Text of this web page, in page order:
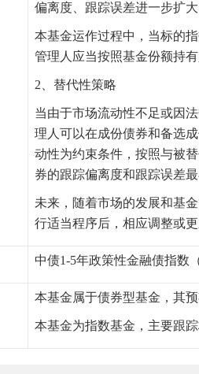
偏离度、跟踪误差进一步扩
本基金运作过程中，当标的
管理人应当按照基金份额持
2、替代性策略
当由于市场流动性不足或因
理人可以在成份债券和备选
动性为约束条件，按照与被
券的跟踪偏离度和跟踪误差
未来，随着市场的发展和基
行适当程序后，相应调整或
中债1-5年政策性金融债指数
本基金属于债券型基金，其
本基金为指数基金，主要跟